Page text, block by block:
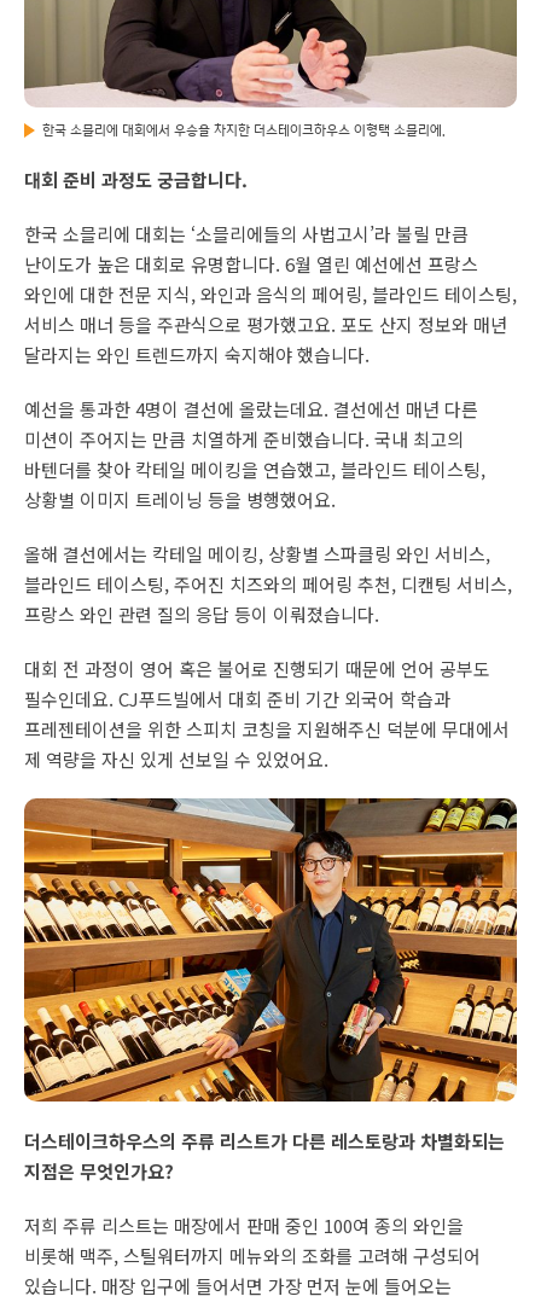
한국 소믈리에 대회에서 우승을 차지한 더스테이크하우스 이형택 소믈리에.
대회 준비 과정도 궁금합니다.
한국 소믈리에 대회는 ‘소믈리에들의 사법고시’라 불릴 만큼
난이도가 높은 대회로 유명합니다. 6월 열린 예선에선 프랑스
와인에 대한 전문 지식, 와인과 음식의 페어링, 블라인드 테이스팅,
서비스 매너 등을 주관식으로 평가했고요. 포도 산지 정보와 매년
달라지는 와인 트렌드까지 숙지해야 했습니다.
예선을 통과한 4명이 결선에 올랐는데요. 결선에선 매년 다른
미션이 주어지는 만큼 치열하게 준비했습니다. 국내 최고의
바텐더를 찾아 칵테일 메이킹을 연습했고, 블라인드 테이스팅,
상황별 이미지 트레이닝 등을 병행했어요.
올해 결선에서는 칵테일 메이킹, 상황별 스파클링 와인 서비스,
블라인드 테이스팅, 주어진 치즈와의 페어링 추천, 디캔팅 서비스,
프랑스 와인 관련 질의 응답 등이 이뤄졌습니다.
대회 전 과정이 영어 혹은 불어로 진행되기 때문에 언어 공부도
필수인데요. CJ푸드빌에서 대회 준비 기간 외국어 학습과
프레젠테이션을 위한 스피치 코칭을 지원해주신 덕분에 무대에서
제 역량을 자신 있게 선보일 수 있었어요.
더스테이크하우스의 주류 리스트가 다른 레스토랑과 차별화되는
지점은 무엇인가요?
저희 주류 리스트는 매장에서 판매 중인 100여 종의 와인을
비롯해 맥주, 스틸워터까지 메뉴와의 조화를 고려해 구성되어
있습니다. 매장 입구에 들어서면 가장 먼저 눈에 들어오는